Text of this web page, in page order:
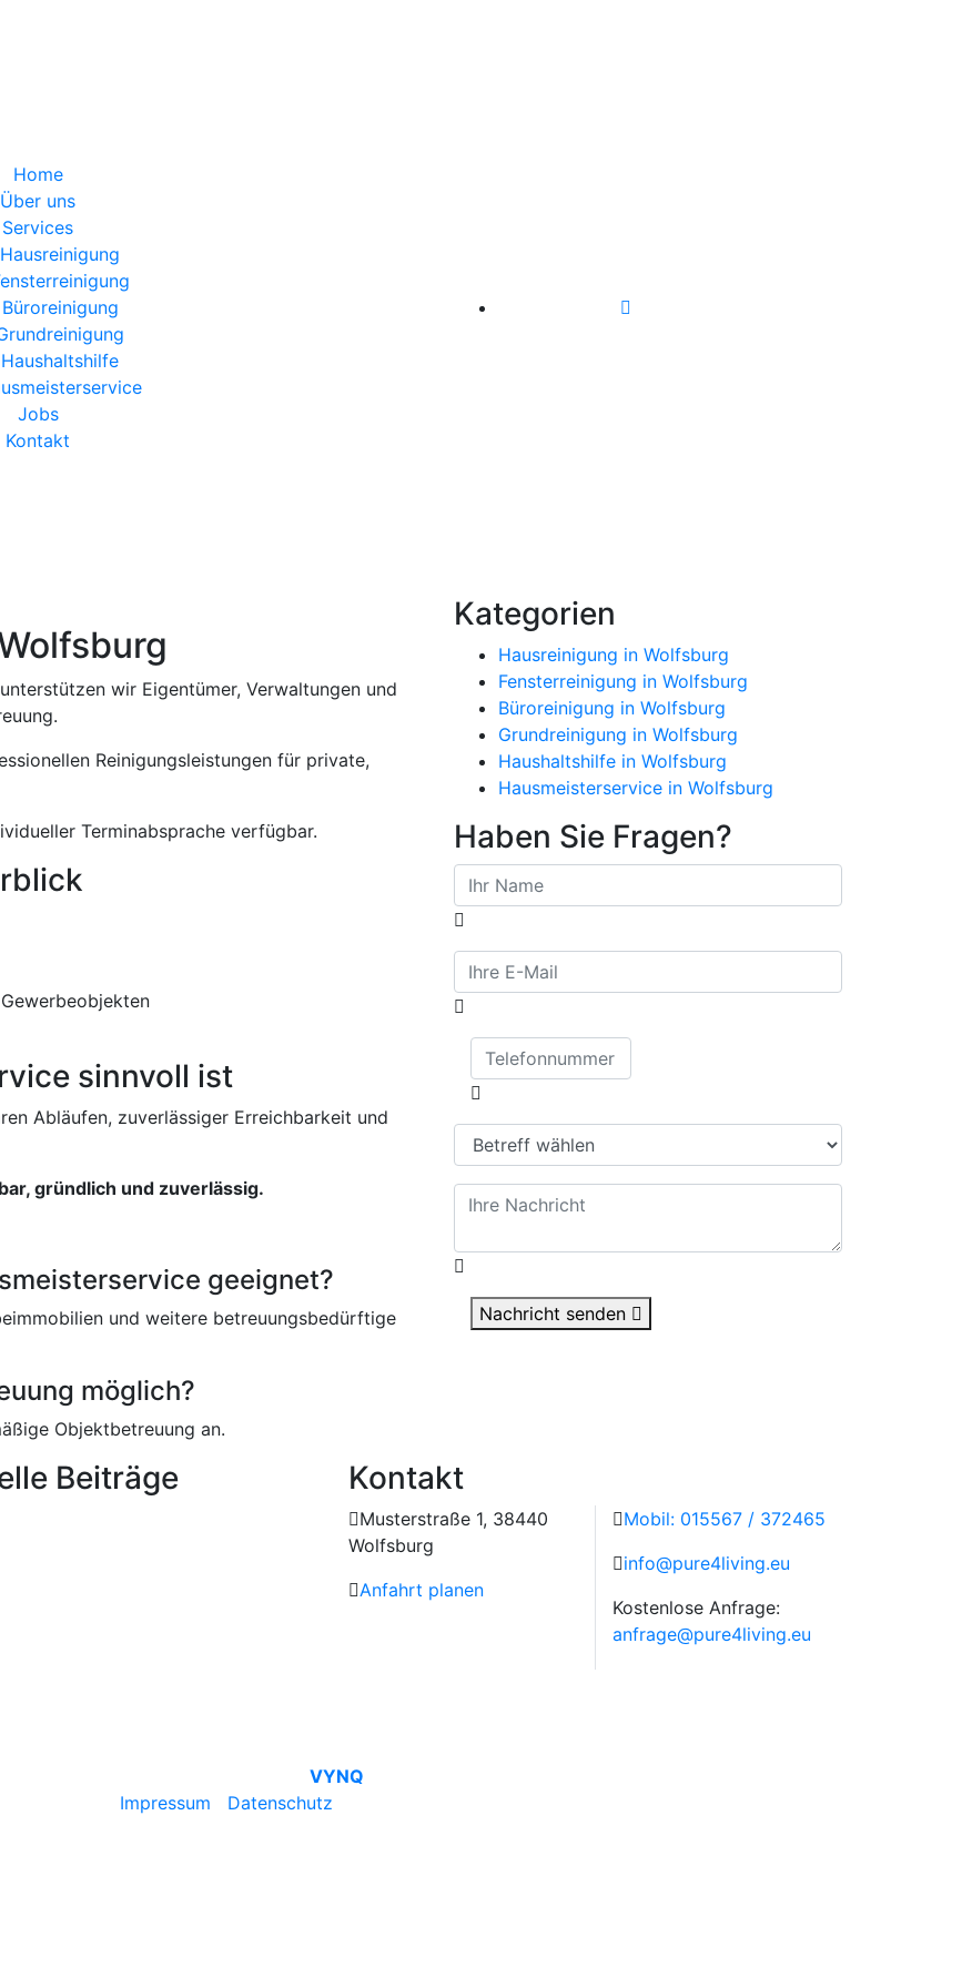
Home
Über uns
Services
Hausreinigung
Büroreinigung
Haushaltshilfe
Jobs
Kontakt
wir Eigentümer, Verwaltungen und
Reinigungsleistungen für private,
Terminabsprache verfügbar.
sinnvoll ist
Abläufen, zuverlässiger Erreichbarkeit und
gründlich und zuverlässig.
geeignet?
und weitere betreuungsbedürftige
möglich?
Objektbetreuung an.
Kategorien
Hausreinigung in Wolfsburg
Fensterreinigung in Wolfsburg
Büroreinigung in Wolfsburg
Grundreinigung in Wolfsburg
Haushaltshilfe in Wolfsburg
Hausmeisterservice in Wolfsburg
Haben Sie Fragen?
Nachricht senden
Beiträge Kontakt
Musterstraße 1, 38440
Wolfsburg
Anfahrt planen
Mobil: 015567 / 372465
info@pure4living.eu
Kostenlose Anfrage:
anfrage@pure4living.eu
VYNQ
Impressum
Datenschutz